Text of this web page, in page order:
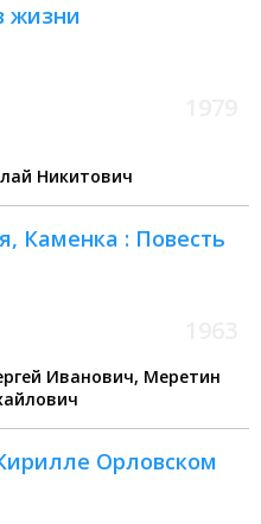
жизни
Никитович
Каменка : Повесть
Иванович, Меретин
Орловском